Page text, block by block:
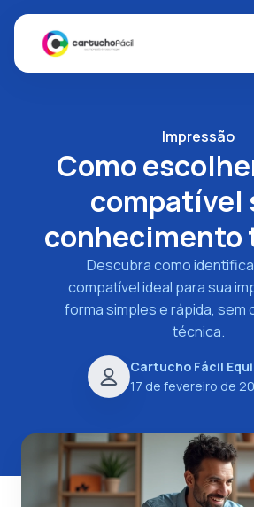
Impressão
Como
compatível
conhecimento
Descubra como
compatível ideal para sua
forma simples e rápida, sem
técnica.
Cartucho Fácil
17 de fevereiro de